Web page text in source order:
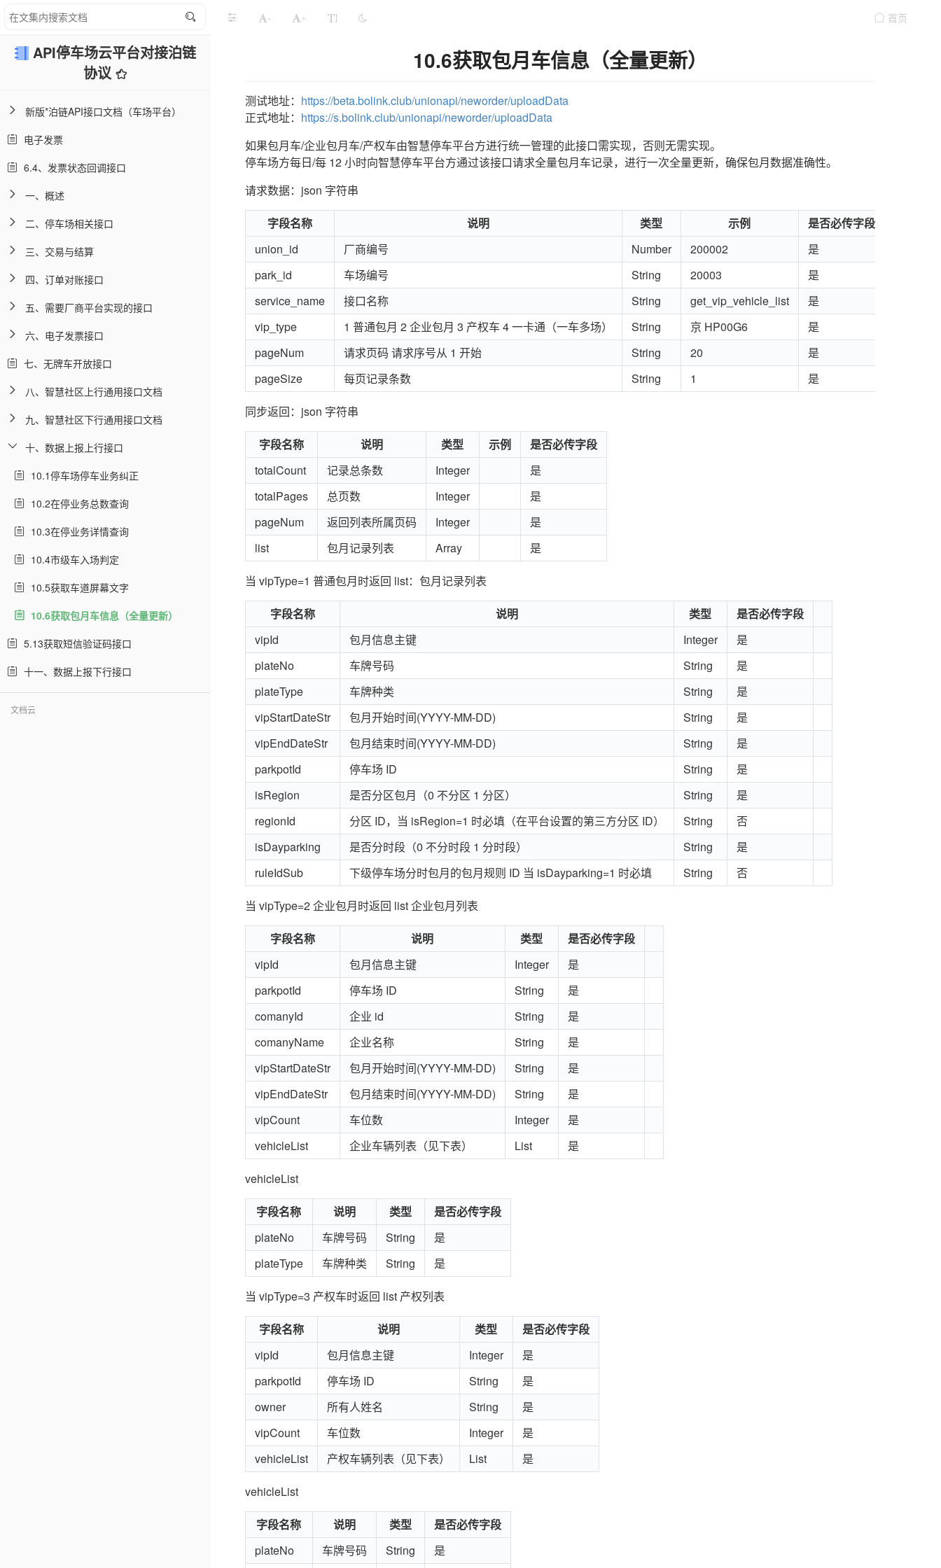
API停车场云平台对接泊链
协议
新版*泊链API接口文档（车场平台）
电子发票
6.4、发票状态回调接口
一、概述
二、停车场相关接口
三、交易与结算
四、订单对账接口
五、需要厂商平台实现的接口
六、电子发票接口
七、无牌车开放接口
八、智慧社区上行通用接口文档
九、智慧社区下行通用接口文档
十、数据上报上行接口
10.1停车场停车业务纠正
10.2在停业务总数查询
10.3在停业务详情查询
10.4市级车入场判定
10.5获取车道屏幕文字
10.6获取包月车信息（全量更新）
5.13获取短信验证码接口
十一、数据上报下行接口
文档云
- + 首页
10.6获取包月车信息（全量更新）
测试地址： https://beta.bolink.club/unionapi/neworder/uploadData
正式地址： https://s.bolink.club/unionapi/neworder/uploadData
如果包月车/企业包月车/产权车由智慧停车平台方进行统一管理的此接口需实现，否则无需实现。
停车场方每日/每 12 小时向智慧停车平台方通过该接口请求全量包月车记录，进行一次全量更新，确保包月数据准确性。
请求数据：json 字符串
字段名称 说明 类型 示例
是否必传字段
union_id
厂商编号 Number 200002
是
park_id
车场编号 String 20003
是
service_name
接口名称 String get_vip_vehicle_list
是
vip_type
1 普通包月 2 企业包月 3 产权车 4 一卡通（一车多场） String 京 HP00G6
是
pageNum
请求页码 请求序号从 1 开始 String 20
是
pageSize
每页记录条数 String 1 是
同步返回：json 字符串
字段名称 说明 类型 示例
是否必传字段
totalCount
记录总条数 Integer
是
totalPages
总页数 Integer
是
pageNum
返回列表所属页码 Integer
是
list
包月记录列表 Array 是
当 vipType=1 普通包月时返回 list：包月记录列表
字段名称 说明 类型
是否必传字段
vipId
包月信息主键 Integer
是
plateNo
车牌号码 String
是
plateType
车牌种类 String
是
vipStartDateStr
包月开始时间(YYYY-MM-DD) String
是
vipEndDateStr
包月结束时间(YYYY-MM-DD) String
是
parkpotId
停车场 ID String
是
isRegion
是否分区包月（0 不分区 1 分区） String
是
regionId
分区 ID，当 isRegion=1 时必填（在平台设置的第三方分区 ID） String
否
isDayparking
是否分时段（0 不分时段 1 分时段） String
是
ruleIdSub
下级停车场分时包月的包月规则 ID 当 isDayparking=1 时必填 String 否
当 vipType=2 企业包月时返回 list 企业包月列表
字段名称 说明 类型
是否必传字段
vipId
包月信息主键 Integer
是
parkpotId
停车场 ID String
是
comanyId
企业 id String
是
comanyName
企业名称 String
是
vipStartDateStr
包月开始时间(YYYY-MM-DD) String
是
vipEndDateStr
包月结束时间(YYYY-MM-DD) String
是
vipCount
车位数 Integer
是
vehicleList
企业车辆列表（见下表） List 是
vehicleList
字段名称 说明 类型
是否必传字段
plateNo
车牌号码 String
是
plateType
车牌种类 String 是
当 vipType=3 产权车时返回 list 产权列表
字段名称 说明 类型
是否必传字段
vipId
包月信息主键 Integer
是
parkpotId
停车场 ID String
是
owner
所有人姓名 String
是
vipCount
车位数 Integer
是
vehicleList
产权车辆列表（见下表） List 是
vehicleList
字段名称 说明 类型
是否必传字段
plateNo
车牌号码 String
是